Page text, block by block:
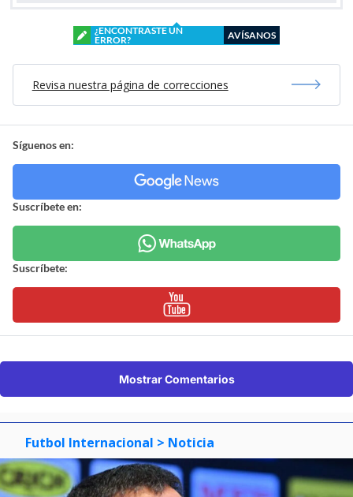
¿ENCONTRASTE UN
ERROR?
AVÍSANOS
Revisa nuestra página de correcciones
Síguenos en:
Suscríbete en:
Suscríbete:
Mostrar Comentarios
Futbol Internacional > Noticia